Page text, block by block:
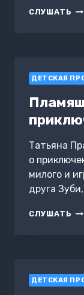
СЛУШАТЬ
ДЕТСКАЯ
Татьяна
о
милого и
друга
СЛУШАТЬ
ДЕТСКАЯ